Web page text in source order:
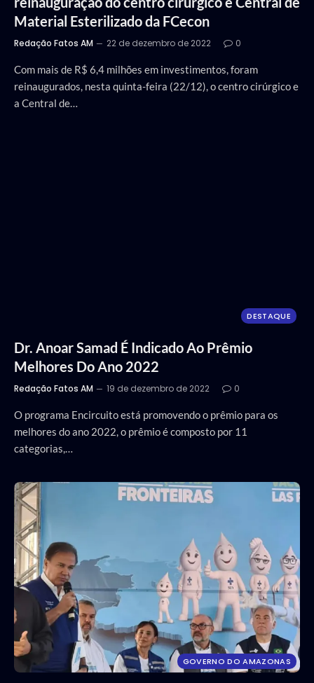
Material Esterilizado da FCecon
Redação Fatos AM 22 de dezembro de 2022 0
Com mais de R$ 6,4 milhões em investimentos, foram
reinaugurados, nesta quinta-feira (22/12), o centro cirúrgico e
a Central de…
DESTAQUE
Dr. Anoar Samad É Indicado Ao Prêmio
Melhores Do Ano 2022
Redação Fatos AM 19 de dezembro de 2022 0
O programa Encircuito está promovendo o prêmio para os
melhores do ano 2022, o prêmio é composto por 11
categorias,…
GOVERNO DO AMAZONAS